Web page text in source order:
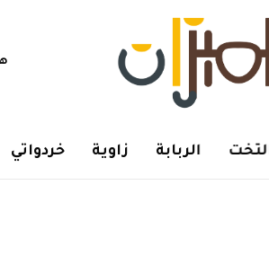
الربابة زاوية خردواتي